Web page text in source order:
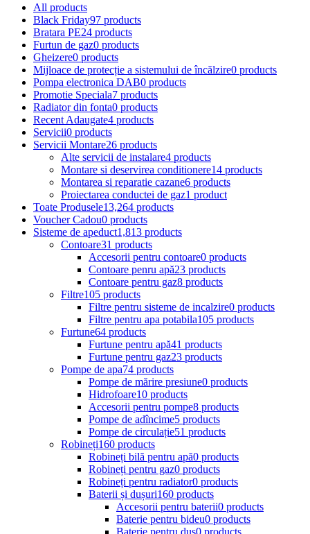
All products
Black Friday97 products
Bratara PE24 products
Furtun de gaz0 products
Gheizere0 products
Mijloace de protecție a sistemului de încălzire0 products
Pompa electronica DAB0 products
Promotie Speciala7 products
Radiator din fonta0 products
Recent Adaugate4 products
Servicii0 products
Servicii Montare26 products
Alte servicii de instalare4 products
Montare si deservirea conditionere14 products
Montarea si reparatie cazane6 products
Proiectarea conductei de gaz1 product
Toate Produsele13,264 products
Voucher Cadou0 products
Sisteme de apeduct1,813 products
Contoare31 products
Accesorii pentru contoare0 products
Contoare penru apă23 products
Contoare pentru gaz8 products
Filtre105 products
Filtre pentru sisteme de incalzire0 products
Filtre pentru apa potabila105 products
Furtune64 products
Furtune pentru apă41 products
Furtune pentru gaz23 products
Pompe de apa74 products
Pompe de mărire presiune0 products
Hidrofoare10 products
Accesorii pentru pompe8 products
Pompe de adîncime5 products
Pompe de circulație51 products
Robineți160 products
Robineți bilă pentru apă0 products
Robineți pentru gaz0 products
Robineți pentru radiator0 products
Baterii și dușuri160 products
Accesorii pentru baterii0 products
Baterie pentru bideu0 products
Baterie pentru duș0 products